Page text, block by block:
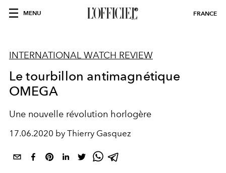
MENU FRANCE
INTERNATIONAL WATCH REVIEW
Le tourbillon antimagnétique
OMEGA
Une nouvelle révolution horlogère
17.06.2020 by Thierry Gasquez